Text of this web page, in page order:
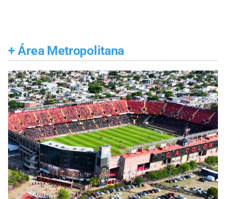
+ Área Metropolitana